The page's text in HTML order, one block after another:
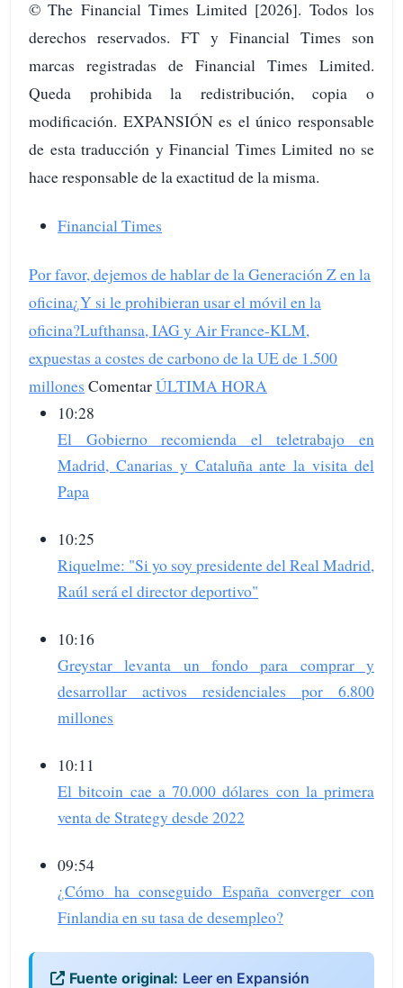
© The Financial Times Limited [2026]. Todos los
derechos reservados. FT y Financial Times son
marcas registradas de Financial Times Limited.
Queda prohibida la redistribución, copia o
modificación. EXPANSIÓN es el único responsable
de esta traducción y Financial Times Limited no se
hace responsable de la exactitud de la misma.
Financial Times
Por favor, dejemos de hablar de la Generación Z en la
oficina¿Y si le prohibieran usar el móvil en la
oficina?Lufthansa, IAG y Air France-KLM,
expuestas a costes de carbono de la UE de 1.500
millones ComentarÚLTIMA HORA
10:28
El Gobierno recomienda el teletrabajo en
Madrid, Canarias y Cataluña ante la visita del
Papa
10:25
Riquelme: "Si yo soy presidente del Real Madrid,
Raúl será el director deportivo"
10:16
Greystar levanta un fondo para comprar y
desarrollar activos residenciales por 6.800
millones
10:11
El bitcoin cae a 70.000 dólares con la primera
venta de Strategy desde 2022
09:54
¿Cómo ha conseguido España converger con
Finlandia en su tasa de desempleo?
Fuente original: Leer en Expansión